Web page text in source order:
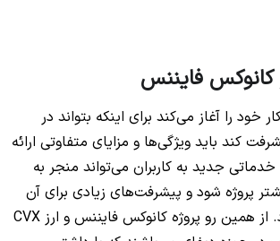
کانوکس فایننس
خود را آغاز می‌کند برای اینکه بتواند در
کند باید ویژگی‌ها و مزایای متفاوتی ارائه
جدید به کاربران می‌تواند منجر به
پروژه شود و پیشرفت‌های زیادی برای آن
پروژه به ارمغان آورد. از همین رو پروژه کانوکس فایننس و ارز CVX